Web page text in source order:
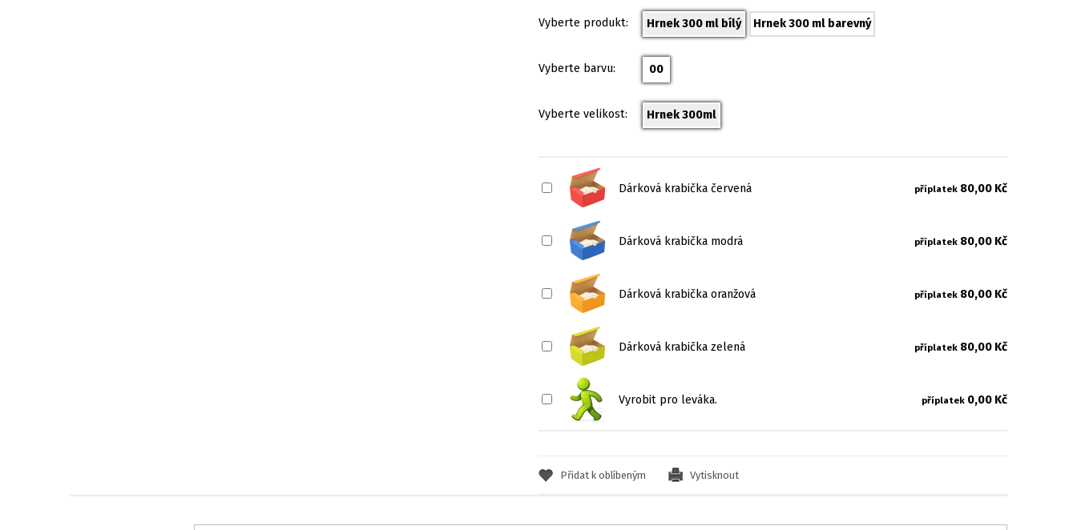
Vyberte produkt: Hrnek 300 ml bílý Hrnek 300 ml barevný
Vyberte barvu: 00
Vyberte velikost: Hrnek 300ml
Dárková krabička červená příplatek 80,00 Kč
Dárková krabička modrá příplatek 80,00 Kč
Dárková krabička oranžová příplatek 80,00 Kč
Dárková krabička zelená příplatek 80,00 Kč
Vyrobit pro leváka. příplatek 0,00 Kč
Přidat k oblíbeným Vytisknout